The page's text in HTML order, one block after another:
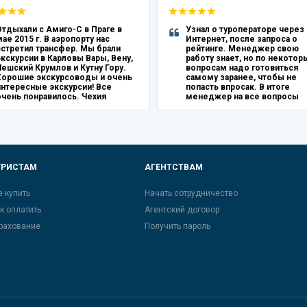
с Амиго-С в Праге в
2015 г. В аэропорту нас
трансфер. Мы брали
в Карловы Вары, Вену,
Крумлов и Кутну Гору.
экскурсоводы и очень
экскурсии! Все
понравилось. Чехия
Узнал о туроператоре через
Интернет, после запроса о
рейтинге. Менеджер свою
работу знает, но по
вопросам надо готовиться
самому заранее, чтобы не
попасть впросак. В итоге
менеджер на все вопросы
было, очень понравилась
аэропорта до Карловых Вар и
обратно, без задержек и
возможно, обратимся к
тура, но уже в другую страну.
Варах.
купить
оплатить
АГЕНТСТВАМ
Начать сотрудничество
Агентский договор
Получить пароль